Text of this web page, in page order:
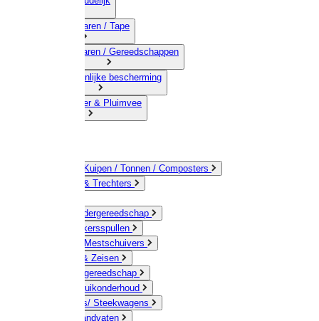
09) Touwwaren / Tape
10) IJzerwaren / Gereedschappen
11) Persoonlijke bescherming
12) Kleindier & Pluimvee
Emmers / Kuipen / Tonnen / Composters
Jerrycans & Trechters
Hand-/ Kindergereedschap
Stratenmakersspullen
Sneeuw- / Mestschuivers
Baggeren & Zeisen
Elektrisch gereedschap
Boom / Struikonderhoud
Kruiwagens/ Steekwagens
Stelen / Handvaten